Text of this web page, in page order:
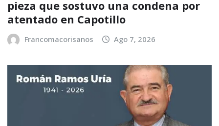
pieza que sostuvo una condena por
atentado en Capotillo
Francomacorisanos Ago 7, 2026